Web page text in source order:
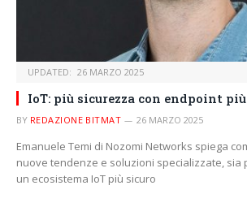
UPDATED: 26 MARZO 2025
IoT: più sicurezza con endpoint
BY REDAZIONE BITMAT 26 MARZO 2025
Emanuele Temi di Nozomi Networks spiega
nuove tendenze e soluzioni specializzate, sia
un ecosistema IoT più sicuro